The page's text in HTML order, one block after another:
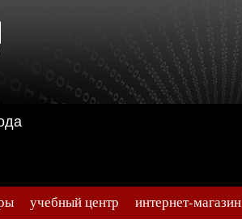
года
учебный центр интернет-магазин